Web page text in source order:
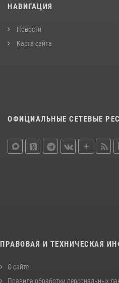
НАВИГАЦИЯ
Новости
Карта сайта
ОФИЦИАЛЬНЫЕ СЕТЕВЫЕ
ПРАВОВАЯ И ТЕХНИЧЕСКАЯ
О сайте
Правила обработки персональных